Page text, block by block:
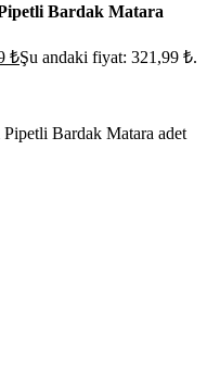
Bardak Matara
₺Şu andaki fiyat: 321,99 ₺.
Bardak Matara adet